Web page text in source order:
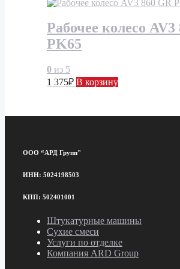
Рабочее колесо AV3
PK65
0 из 5
1 375₽ В корзину
ООО “АРД Групп"
ИНН: 5024198503
КПП: 502401001
Штукатурные машины
Сухие смеси
Услуги по отделке
Компания ARD Group